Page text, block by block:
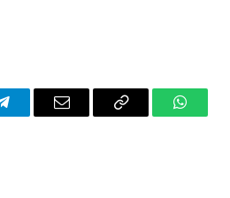
TelegramEmail
Copy